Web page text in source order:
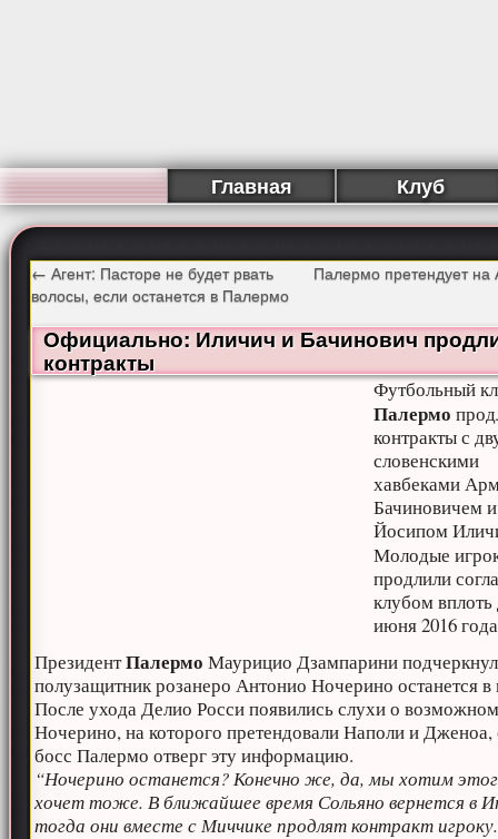
Главная Клуб
← Агент: Пасторе не будет рвать
волосы, если останется в Палермо
Палермо претендует на
Официально: Иличич и Бачинович
контракты
Футбольный
Палермо
контракты с
словенскими
хавбеками
Бачиновичем и
Йосипом
Молодые
продлили
клубом вплоть
июня 2016
ПрезидентПалермо Маурицио Дзампарини
полузащитник розанеро Антонио Ночерино останется в
После ухода Делио Росси появились слухи о
Ночерино, на которого претендовали Наполи и Дженоа,
босс Палермо отверг эту информацию.
“Ночерино останется? Конечно же, да, мы хотим
хочет тоже. В ближайшее время Сольяно вернется в
тогда они вместе с Миччике продлят контракт